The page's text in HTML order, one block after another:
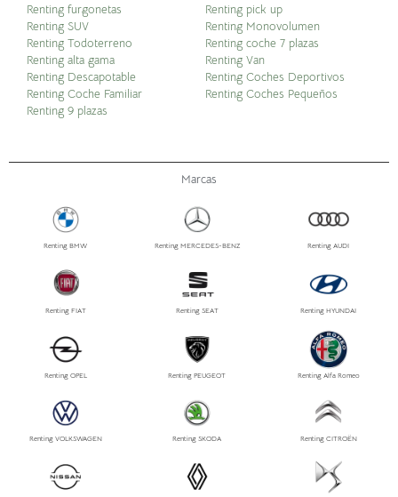
Renting furgonetas
Renting SUV
Renting Todoterreno
Renting alta gama
Renting Descapotable
Renting Coche Familiar
Renting 9 plazas
Renting pick up
Renting Monovolumen
Renting coche 7 plazas
Renting Van
Renting Coches Deportivos
Renting Coches Pequeños
Marcas
Renting BMW Renting MERCEDES-BENZ Renting AUDI
Renting FIAT Renting SEAT Renting HYUNDAI
Renting OPEL Renting PEUGEOT Renting Alfa Romeo
Renting VOLKSWAGEN Renting SKODA Renting CITROËN